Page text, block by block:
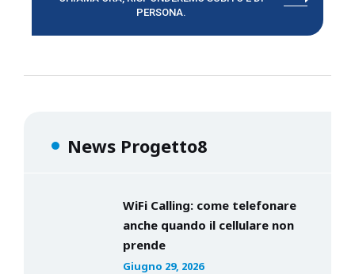
PERSONA.
News Progetto8
WiFi Calling: come telefonare
anche quando il cellulare non
prende
Giugno 29, 2026